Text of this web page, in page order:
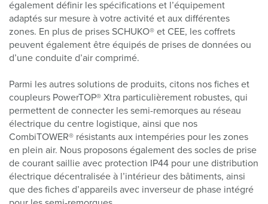
également définir les spécifications et l’équipement
adaptés sur mesure à votre activité et aux différentes
zones. En plus de prises SCHUKO® et CEE, les coffrets
peuvent également être équipés de prises de données ou
d’une conduite d’air comprimé.
Parmi les autres solutions de produits, citons nos fiches et
coupleurs PowerTOP® Xtra particulièrement robustes, qui
permettent de connecter les semi-remorques au réseau
électrique du centre logistique, ainsi que nos
CombiTOWER® résistants aux intempéries pour les zones
en plein air. Nous proposons également des socles de prise
de courant saillie avec protection IP44 pour une distribution
électrique décentralisée à l’intérieur des bâtiments, ainsi
que des fiches d’appareils avec inverseur de phase intégré